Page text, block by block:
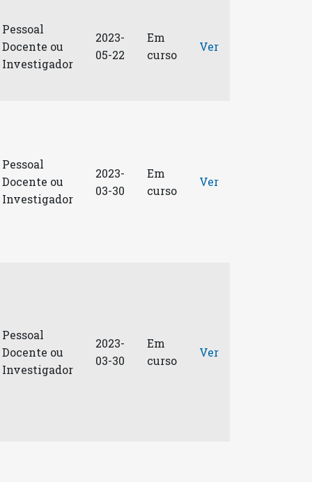
Pessoal
Docente ou
Investigador
2023-
05-22
Em
curso
Ver
Pessoal
Docente ou
Investigador
2023-
03-30
Em
curso
Ver
Pessoal
Docente ou
Investigador
2023-
03-30
Em
curso
Ver